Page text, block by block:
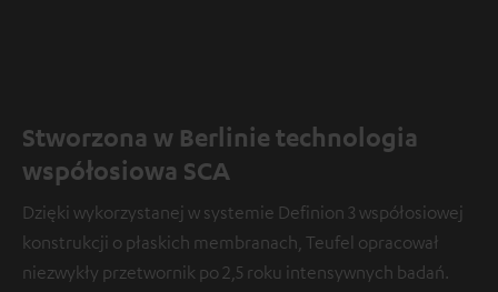
Stworzona w Berlinie technologia
współosiowa SCA
Dzięki wykorzystanej w systemie Definion 3 współosiowej
konstrukcji o płaskich membranach, Teufel opracował
niezwykły przetwornik po 2,5 roku intensywnych badań.